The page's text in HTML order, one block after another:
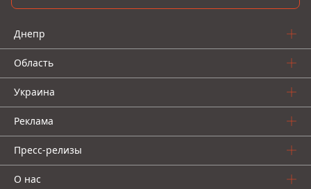
Днепр
Область
Украина
Реклама
Пресс-релизы
О нас